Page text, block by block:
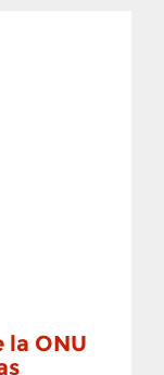
la ONU